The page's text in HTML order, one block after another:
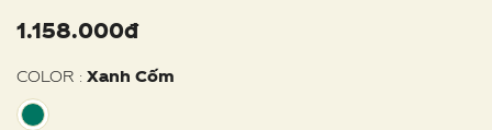
1.158.000đ
COLOR : Xanh Cốm